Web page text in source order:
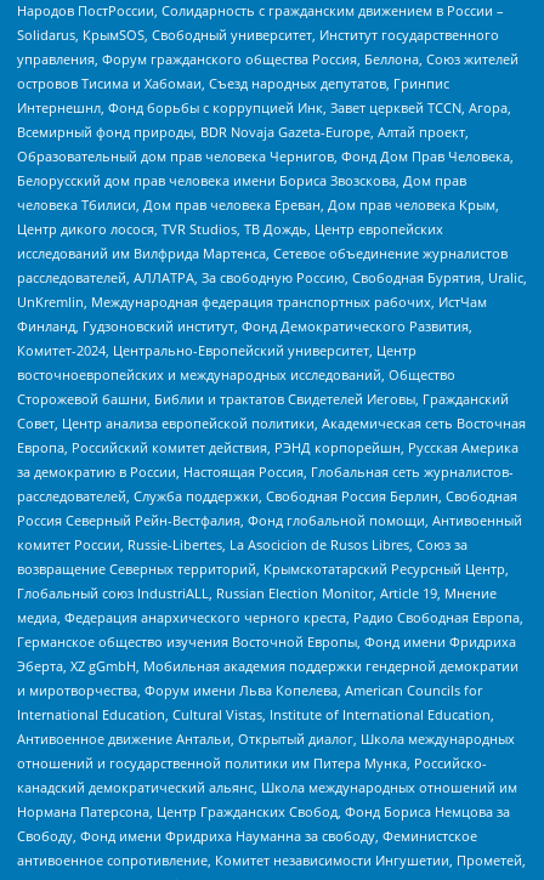
Народов ПостРоссии, Солидарность с гражданским движением в России –
Solidarus, КрымSOS, Свободный университет, Институт государственного
управления, Форум гражданского общества Россия, Беллона, Союз жителей
островов Тисима и Хабомаи, Съезд народных депутатов, Гринпис
Интернешнл, Фонд борьбы с коррупцией Инк, Завет церквей TCCN, Агора,
Всемирный фонд природы, BDR Novaja Gazeta-Europe, Алтай проект,
Образовательный дом прав человека Чернигов, Фонд Дом Прав Человека,
Белорусский дом прав человека имени Бориса Звозскова, Дом прав
человека Тбилиси, Дом прав человека Ереван, Дом прав человека Крым,
Центр дикого лосося, TVR Studios, ТВ Дождь, Центр европейских
исследований им Вилфрида Мартенса, Сетевое объединение журналистов
расследователей, АЛЛАТРА, За свободную Россию, Свободная Бурятия, Uralic,
UnKremlin, Международная федерация транспортных рабочих, ИстЧам
Финланд, Гудзоновский институт, Фонд Демократического Развития,
Комитет-2024, Центрально-Европейский университет, Центр
восточноевропейских и международных исследований, Общество
Сторожевой башни, Библии и трактатов Свидетелей Иеговы, Гражданский
Совет, Центр анализа европейской политики, Академическая сеть Восточная
Европа, Российский комитет действия, РЭНД корпорейшн, Русская Америка
за демократию в России, Настоящая Россия, Глобальная сеть журналистов-
расследователей, Служба поддержки, Свободная Россия Берлин, Свободная
Россия Северный Рейн-Вестфалия, Фонд глобальной помощи, Антивоенный
комитет России, Russie-Libertes, La Asocicion de Rusos Libres, Союз за
возвращение Северных территорий, Крымскотатарский Ресурсный Центр,
Глобальный союз IndustriALL, Russian Election Monitor, Article 19, Мнение
медиа, Федерация анархического черного креста, Радио Свободная Европа,
Германское общество изучения Восточной Европы, Фонд имени Фридриха
Эберта, XZ gGmbH, Мобильная академия поддержки гендерной демократии
и миротворчества, Форум имени Льва Копелева, American Councils for
International Education, Cultural Vistas, Institute of International Education,
Антивоенное движение Антальи, Открытый диалог, Школа международных
отношений и государственной политики им Питера Мунка, Российско-
канадский демократический альянс, Школа международных отношений им
Нормана Патерсона, Центр Гражданских Свобод, Фонд Бориса Немцова за
Свободу, Фонд имени Фридриха Науманна за свободу, Феминистское
антивоенное сопротивление, Комитет независимости Ингушетии, Прометей,